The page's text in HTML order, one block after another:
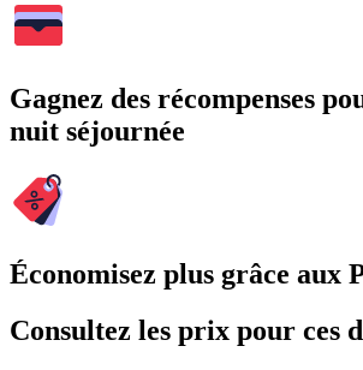
Gagnez des récompenses
nuit séjournée
Économisez plus grâce aux
Consultez les prix pour ces